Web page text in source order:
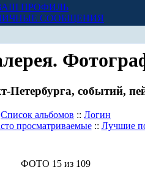
ПРОФИЛЬ
СООБЩЕНИЯ
Петербурга, событий,
Список альбомов :: Логин
просматриваемые:: Лучшие
ФОТО 15 из 109